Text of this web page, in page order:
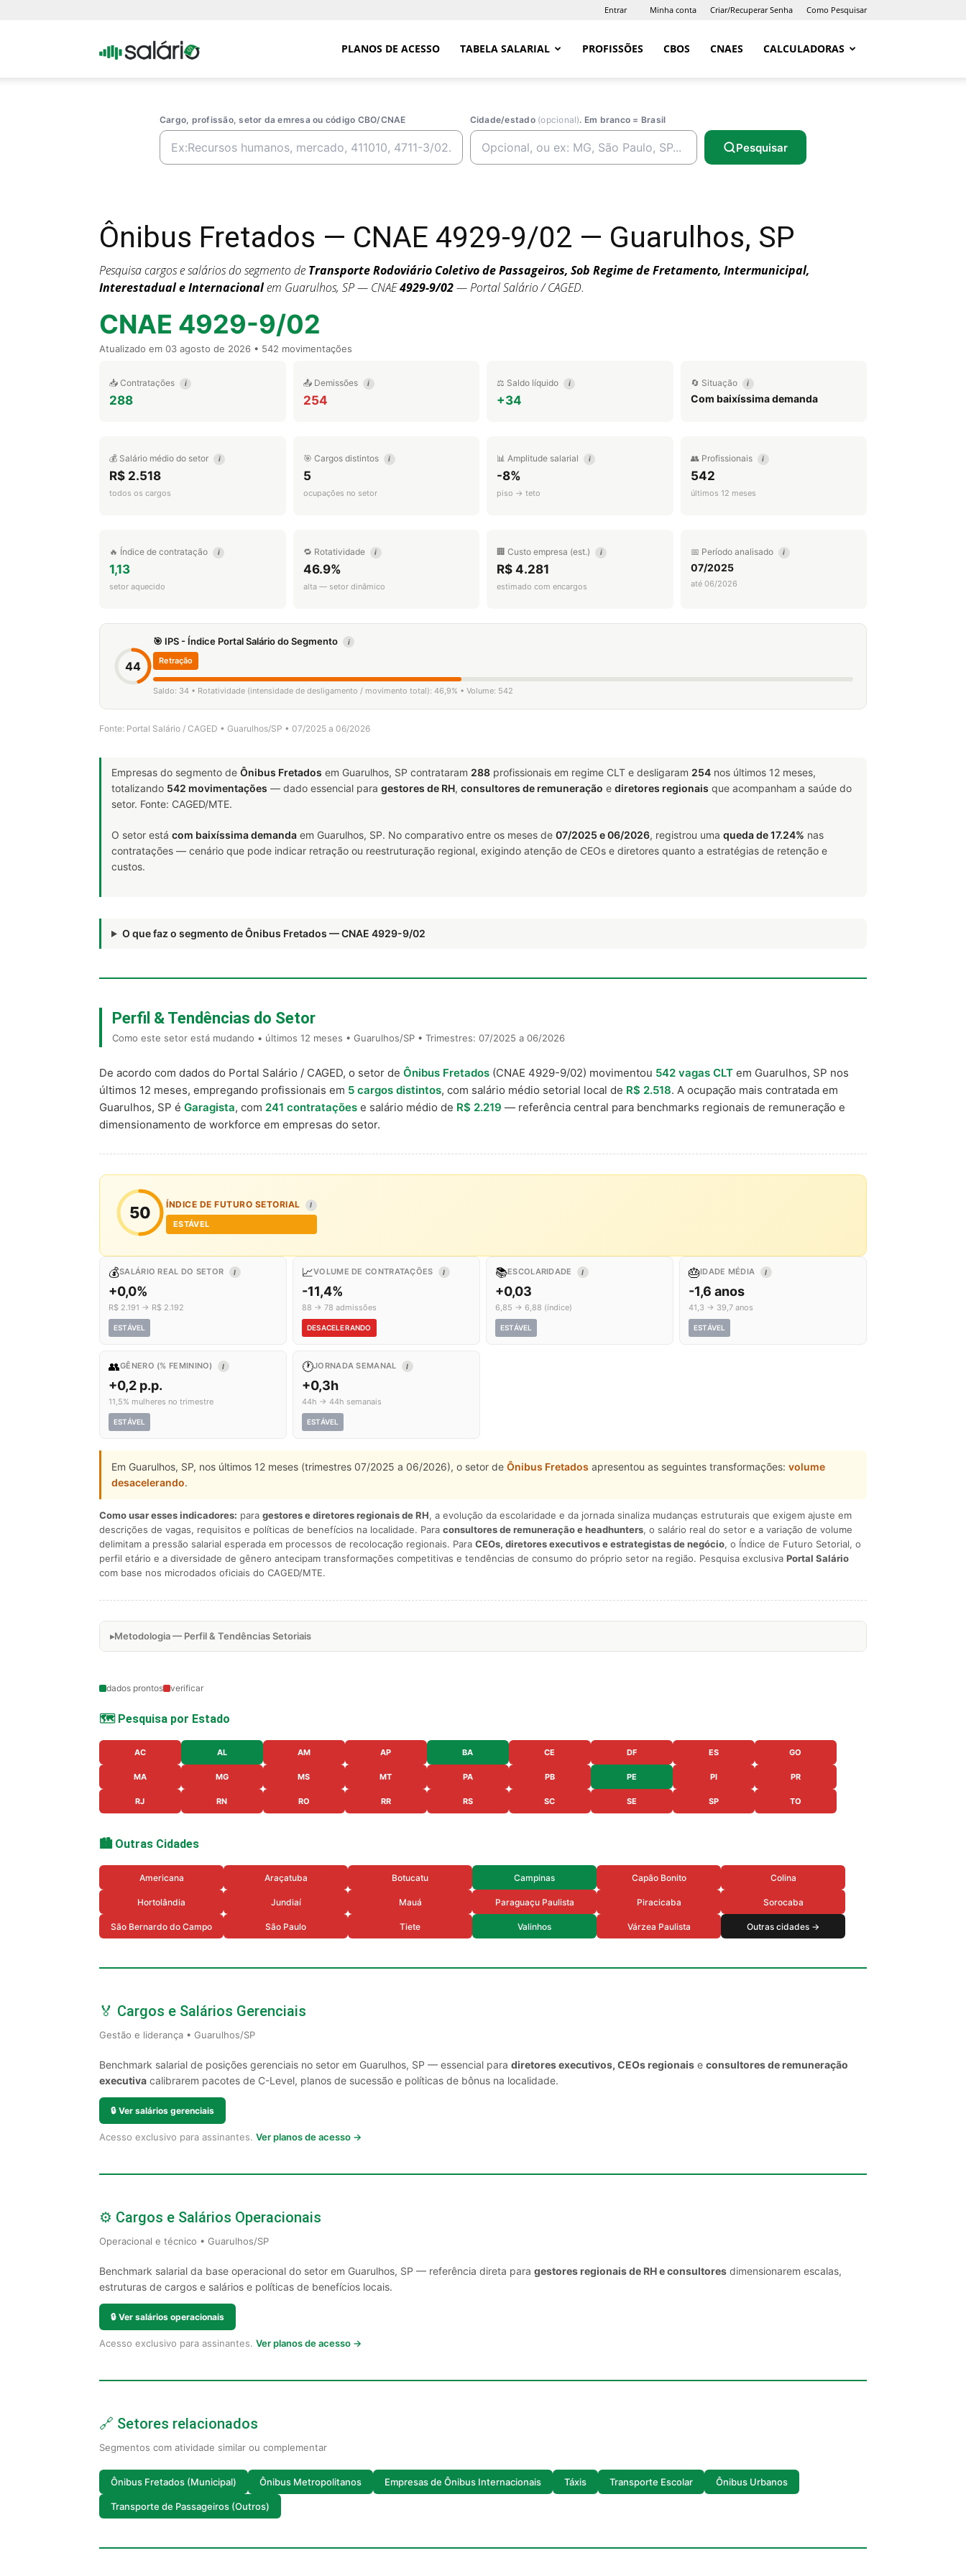
Entrar Minha conta Criar/Recuperar Senha Como Pesquisar
Portal PLANOS DE ACESSO TABELA SALARIAL PROFISSÕES CBOS CNAES CALCULADORAS
Cargo, profissão, setor da emresa ou código CBO/CNAE Cidade/estado (opcional). Em branco = Brasil
Pesquisar
Ônibus Fretados — CNAE 4929-9/02 — Guarulhos, SP
Pesquisa cargos e salários do segmento de Transporte Rodoviário Coletivo de Passageiros, Sob Regime de Fretamento, Intermunicipal,
Interestadual e Internacionalem Guarulhos, SP — CNAE4929-9/02— Portal Salário / CAGED.
CNAE 4929-9/02
Atualizado em 03 agosto de 2026 • 542 movimentações
📥 Contratações i
288
📤 Demissões i
254
⚖️ Saldo líquido i
+34
🔄 Situação i
Com baixíssima demanda
💰 Salário médio do setor i
R$ 2.518
todos os cargos
🎯 Cargos distintos i
5
ocupações no setor
📊 Amplitude salarial i
-8%
piso → teto
👥 Profissionais i
542
últimos 12 meses
🔥 Índice de contratação i
1,13
setor aquecido
🔁 Rotatividade i
46.9%
alta — setor dinâmico
🏢 Custo empresa (est.) i
R$ 4.281
estimado com encargos
📅 Período analisado i
07/2025
até 06/2026
44
🎯 IPS - Índice Portal Salário do Segmento i
Retração
Saldo: 34 • Rotatividade (intensidade de desligamento / movimento total): 46,9% • Volume: 542
Fonte: Portal Salário / CAGED • Guarulhos/SP • 07/2025 a 06/2026
Empresas do segmento de Ônibus Fretados em Guarulhos, SP contrataram 288 profissionais em regime CLT e desligaram 254 nos últimos 12 meses,
totalizando 542 movimentações — dado essencial para gestores de RH, consultores de remuneração e diretores regionais que acompanham a saúde do
setor. Fonte: CAGED/MTE.
O setor está com baixíssima demanda em Guarulhos, SP. No comparativo entre os meses de 07/2025 e 06/2026, registrou uma queda de 17.24% nas
contratações — cenário que pode indicar retração ou reestruturação regional, exigindo atenção de CEOs e diretores quanto a estratégias de retenção e
custos.
O que faz o segmento de Ônibus Fretados — CNAE 4929-9/02
Perfil & Tendências do Setor
Como este setor está mudando • últimos 12 meses • Guarulhos/SP • Trimestres: 07/2025 a 06/2026
De acordo com dados do Portal Salário / CAGED, o setor de Ônibus Fretados (CNAE 4929-9/02) movimentou 542 vagas CLT em Guarulhos, SP nos
últimos 12 meses, empregando profissionais em 5 cargos distintos, com salário médio setorial local de R$ 2.518. A ocupação mais contratada em
Guarulhos, SP é Garagista, com 241 contratações e salário médio de R$ 2.219 — referência central para benchmarks regionais de remuneração e
dimensionamento de workforce em empresas do setor.
50 ÍNDICE DE FUTURO SETORIAL I
ESTÁVEL
💰SALÁRIO REAL DO SETOR I
+0,0%
R$ 2.191 → R$ 2.192
ESTÁVEL
📈VOLUME DE CONTRATAÇÕES I
-11,4%
88 → 78 admissões
DESACELERANDO
📚ESCOLARIDADE I
+0,03
6,85 → 6,88 (índice)
ESTÁVEL
🎂IDADE MÉDIA I
-1,6 anos
41,3 → 39,7 anos
ESTÁVEL
👥GÊNERO (% FEMININO) I
+0,2 p.p.
11,5% mulheres no trimestre
ESTÁVEL
🕐JORNADA SEMANAL I
+0,3h
44h → 44h semanais
ESTÁVEL
Em Guarulhos, SP, nos últimos 12 meses (trimestres 07/2025 a 06/2026), o setor de Ônibus Fretados apresentou as seguintes transformações: volume
desacelerando.
Como usar esses indicadores: para gestores e diretores regionais de RH, a evolução da escolaridade e da jornada sinaliza mudanças estruturais que exigem ajuste em
descrições de vagas, requisitos e políticas de benefícios na localidade. Para consultores de remuneração e headhunters, o salário real do setor e a variação de volume
delimitam a pressão salarial esperada em processos de recolocação regionais. Para CEOs, diretores executivos e estrategistas de negócio, o Índice de Futuro Setorial, o
perfil etário e a diversidade de gênero antecipam transformações competitivas e tendências de consumo do próprio setor na região. Pesquisa exclusiva Portal Salário
com base nos microdados oficiais do CAGED/MTE.
Metodologia — Perfil & Tendências Setoriais
dados prontos verificar
🗺️ Pesquisa por Estado
AC AL AM AP BA CE DF ES GO
MA MG MS MT PA PB PE PI PR
RJ RN RO RR RS SC SE SP TO
🏙️ Outras Cidades
Americana Araçatuba Botucatu Campinas Capão Bonito Colina
Hortolândia Jundiaí Mauá Paraguaçu Paulista Piracicaba Sorocaba
São Bernardo do Campo São Paulo Tiete Valinhos Várzea Paulista Outras cidades →
🏅 Cargos e Salários Gerenciais
Gestão e liderança • Guarulhos/SP
Benchmark salarial de posições gerenciais no setor em Guarulhos, SP — essencial para diretores executivos, CEOs regionais e consultores de remuneração
executiva calibrarem pacotes de C-Level, planos de sucessão e políticas de bônus na localidade.
🔒 Ver salários gerenciais
Acesso exclusivo para assinantes. Ver planos de acesso →
⚙️ Cargos e Salários Operacionais
Operacional e técnico • Guarulhos/SP
Benchmark salarial da base operacional do setor em Guarulhos, SP — referência direta para gestores regionais de RH e consultores dimensionarem escalas,
estruturas de cargos e salários e políticas de benefícios locais.
🔒 Ver salários operacionais
Acesso exclusivo para assinantes. Ver planos de acesso →
🔗 Setores relacionados
Segmentos com atividade similar ou complementar
Ônibus Fretados (Municipal) Ônibus Metropolitanos Empresas de Ônibus Internacionais Táxis Transporte Escolar Ônibus Urbanos
Transporte de Passageiros (Outros)